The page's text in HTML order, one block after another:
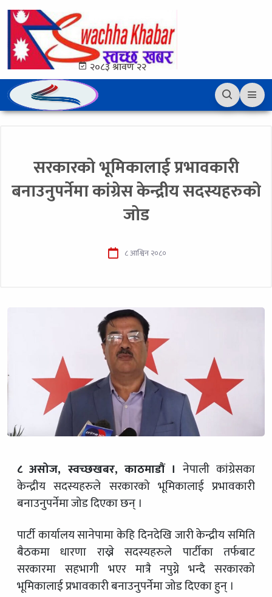
२०८३ श्रावण २२
सरकारको भूमिकालाई प्रभावकारी
बनाउनुपर्नेमा कांग्रेस केन्द्रीय सदस्यहरुको
जोड
८ आश्विन २०८०
८ असोज, स्वच्छखबर, काठमाडौं । नेपाली कांग्रेसका
केन्द्रीय सदस्यहरुले सरकारको भूमिकालाई प्रभावकारी
बनाउनुपर्नेमा जोड दिएका छन् ।
पार्टी कार्यालय सानेपामा केहि दिनदेखि जारी केन्द्रीय समिति
बैठकमा धारणा राख्ने सदस्यहरुले पार्टीका तर्फबाट
सरकारमा सहभागी भएर मात्रै नपुग्ने भन्दै सरकारको
भूमिकालाई प्रभावकारी बनाउनुपर्नेमा जोड दिएका हुन् ।